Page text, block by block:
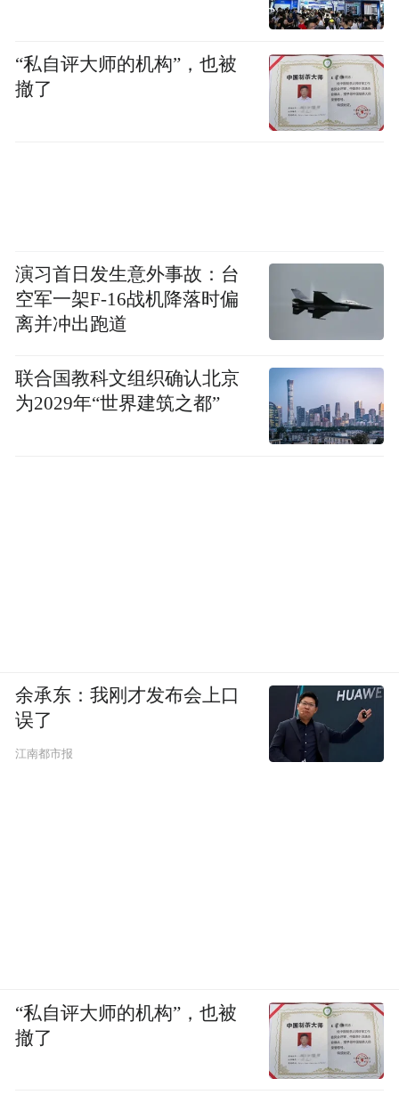
天空白云如洗，在薄雾的环绕中，当晨光揭
开雾霭的纱幔时，一束束的光照射在这片土
地上，显得温暖极了，微凉的风吹拂着五彩
的经幡，古寺的钟声传入耳中，让人不禁沉
“私自评大师的机构”，也被
撤了
演习首日发生意外事故：台
空军一架F-16战机降落时偏
离并冲出跑道
联合国教科文组织确认北京
为2029年“世界建筑之都”
余承东：我刚才发布会上口
误了
江南都市报
“私自评大师的机构”，也被
撤了